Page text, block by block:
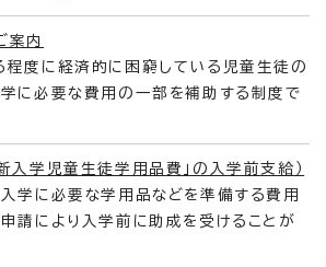
案内
程度に経済的に困窮している児童生徒の
に必要な費用の一部を補助する制度で
入学児童生徒学用品費」の入学前支給）
学に必要な学用品などを準備する費用
請により入学前に助成を受けることが